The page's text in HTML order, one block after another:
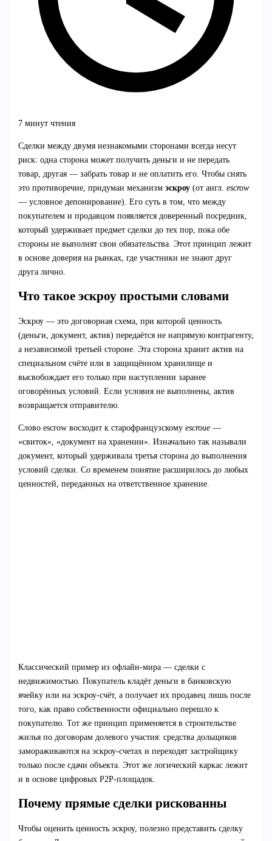
7 минут чтения
Сделки между двумя незнакомыми сторонами всегда несут
риск: одна сторона может получить деньги и не передать
товар, другая — забрать товар и не оплатить его. Чтобы снять
это противоречие, придуман механизм эскроу(от англ. escrow
— условное депонирование). Его суть в том, что между
покупателем и продавцом появляется доверенный посредник,
который удерживает предмет сделки до тех пор, пока обе
стороны не выполнят свои обязательства. Этот принцип лежит
в основе доверия на рынках, где участники не знают друг
друга лично.
Что такое эскроу простыми словами
Эскроу — это договорная схема, при которой ценность
(деньги, документ, актив) передаётся не напрямую контрагенту,
а независимой третьей стороне. Эта сторона хранит актив на
специальном счёте или в защищённом хранилище и
высвобождает его только при наступлении заранее
оговорённых условий. Если условия не выполнены, актив
возвращается отправителю.
Слово escrow восходит к старофранцузскому escroue—
«свиток», «документ на хранении». Изначально так называли
документ, который удерживала третья сторона до выполнения
условий сделки. Со временем понятие расширилось до любых
ценностей, переданных на ответственное хранение.
Классический пример из офлайн-мира — сделки с
недвижимостью. Покупатель кладёт деньги в банковскую
ячейку или на эскроу-счёт, а получает их продавец лишь после
того, как право собственности официально перешло к
покупателю. Тот же принцип применяется в строительстве
жилья по договорам долевого участия: средства дольщиков
замораживаются на эскроу-счетах и переходят застройщику
только после сдачи объекта. Этот же логический каркас лежит
и в основе цифровых P2P-площадок.
Почему прямые сделки рискованны
Чтобы оценить ценность эскроу, полезно представить сделку